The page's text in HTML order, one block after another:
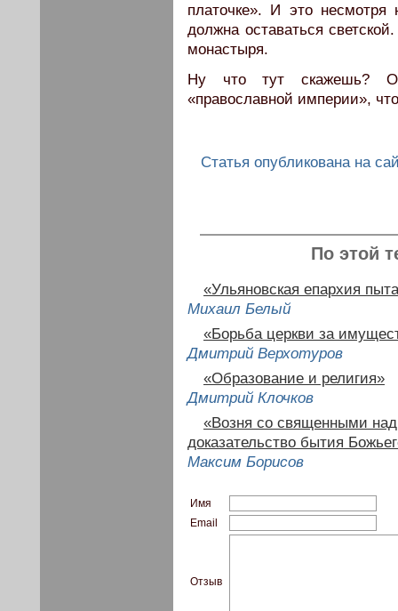
платочке». И это
должна оставаться
монастыря.
Ну что тут скажешь?
«православной империи»,
Статья опубликована на
По этой
«Ульяновская епархия
Михаил Белый
«Борьба церкви за
Дмитрий Верхотуров
«Образование и религия»
Дмитрий Клочков
«Возня со священными
доказательство бытия
Максим Борисов
Имя
Email
Отзыв